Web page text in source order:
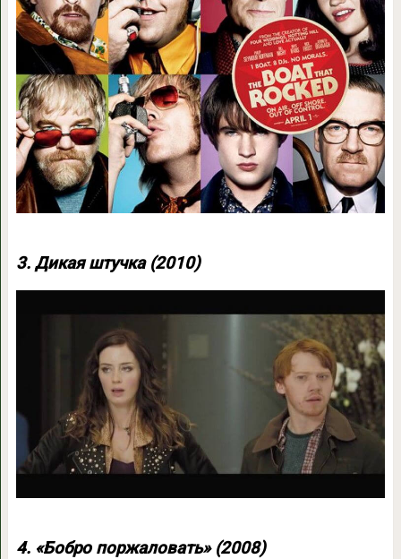
3. Дикая штучка (2010)
4. «Бобро поржаловать» (2008)